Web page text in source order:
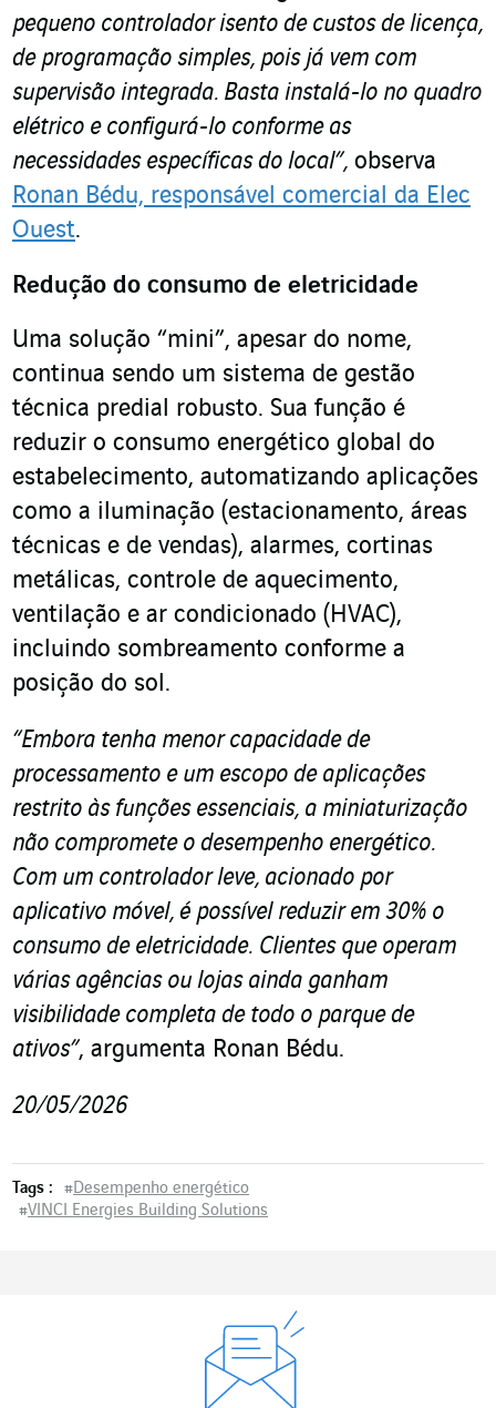
pequeno controlador isento de custos de licença,
de programação simples, pois já vem com
supervisão integrada. Basta instalá-lo no quadro
elétrico e configurá-lo conforme as
necessidades específicas do local”, observa
Ronan Bédu, responsável comercial da Elec
Ouest.
Redução do consumo de eletricidade
Uma solução “mini”, apesar do nome,
continua sendo um sistema de gestão
técnica predial robusto. Sua função é
reduzir o consumo energético global do
estabelecimento, automatizando aplicações
como a iluminação (estacionamento, áreas
técnicas e de vendas), alarmes, cortinas
metálicas, controle de aquecimento,
ventilação e ar condicionado (HVAC),
incluindo sombreamento conforme a
posição do sol.
“Embora tenha menor capacidade de
processamento e um escopo de aplicações
restrito às funções essenciais, a miniaturização
não compromete o desempenho energético.
Com um controlador leve, acionado por
aplicativo móvel, é possível reduzir em 30% o
consumo de eletricidade. Clientes que operam
várias agências ou lojas ainda ganham
visibilidade completa de todo o parque de
ativos”, argumenta Ronan Bédu.
20/05/2026
Tags : #Desempenho energético
#VINCI Energies Building Solutions